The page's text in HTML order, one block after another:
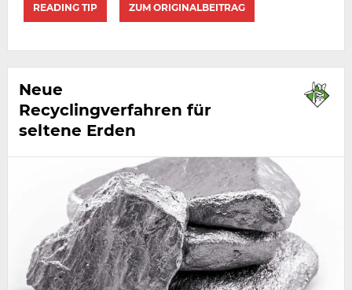
READING TIP ZUM ORIGINALBEITRAG
Neue
Recyclingverfahren für
seltene Erden